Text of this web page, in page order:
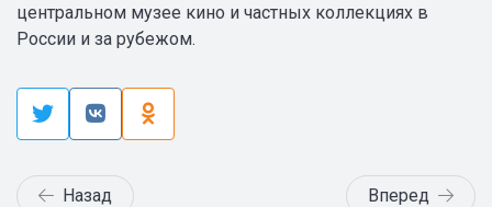
центральном музее кино и частных коллекциях в
России и за рубежом.
Назад Вперед